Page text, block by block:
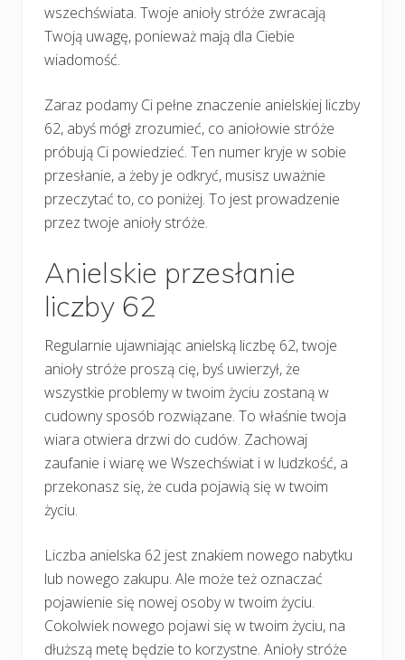
wszechświata. Twoje anioły stróże zwracają
Twoją uwagę, ponieważ mają dla Ciebie
wiadomość.
Zaraz podamy Ci pełne znaczenie anielskiej liczby
62, abyś mógł zrozumieć, co aniołowie stróże
próbują Ci powiedzieć. Ten numer kryje w sobie
przesłanie, a żeby je odkryć, musisz uważnie
przeczytać to, co poniżej. To jest prowadzenie
przez twoje anioły stróże.
Anielskie przesłanie
liczby 62
Regularnie ujawniając anielską liczbę 62, twoje
anioły stróże proszą cię, byś uwierzył, że
wszystkie problemy w twoim życiu zostaną w
cudowny sposób rozwiązane. To właśnie twoja
wiara otwiera drzwi do cudów. Zachowaj
zaufanie i wiarę we Wszechświat i w ludzkość, a
przekonasz się, że cuda pojawią się w twoim
życiu.
Liczba anielska 62 jest znakiem nowego nabytku
lub nowego zakupu. Ale może też oznaczać
pojawienie się nowej osoby w twoim życiu.
Cokolwiek nowego pojawi się w twoim życiu, na
dłuższą metę będzie to korzystne. Anioły stróże